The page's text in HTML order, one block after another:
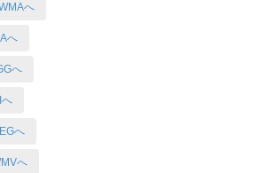
へ
へ
へ
へ
へ
へ